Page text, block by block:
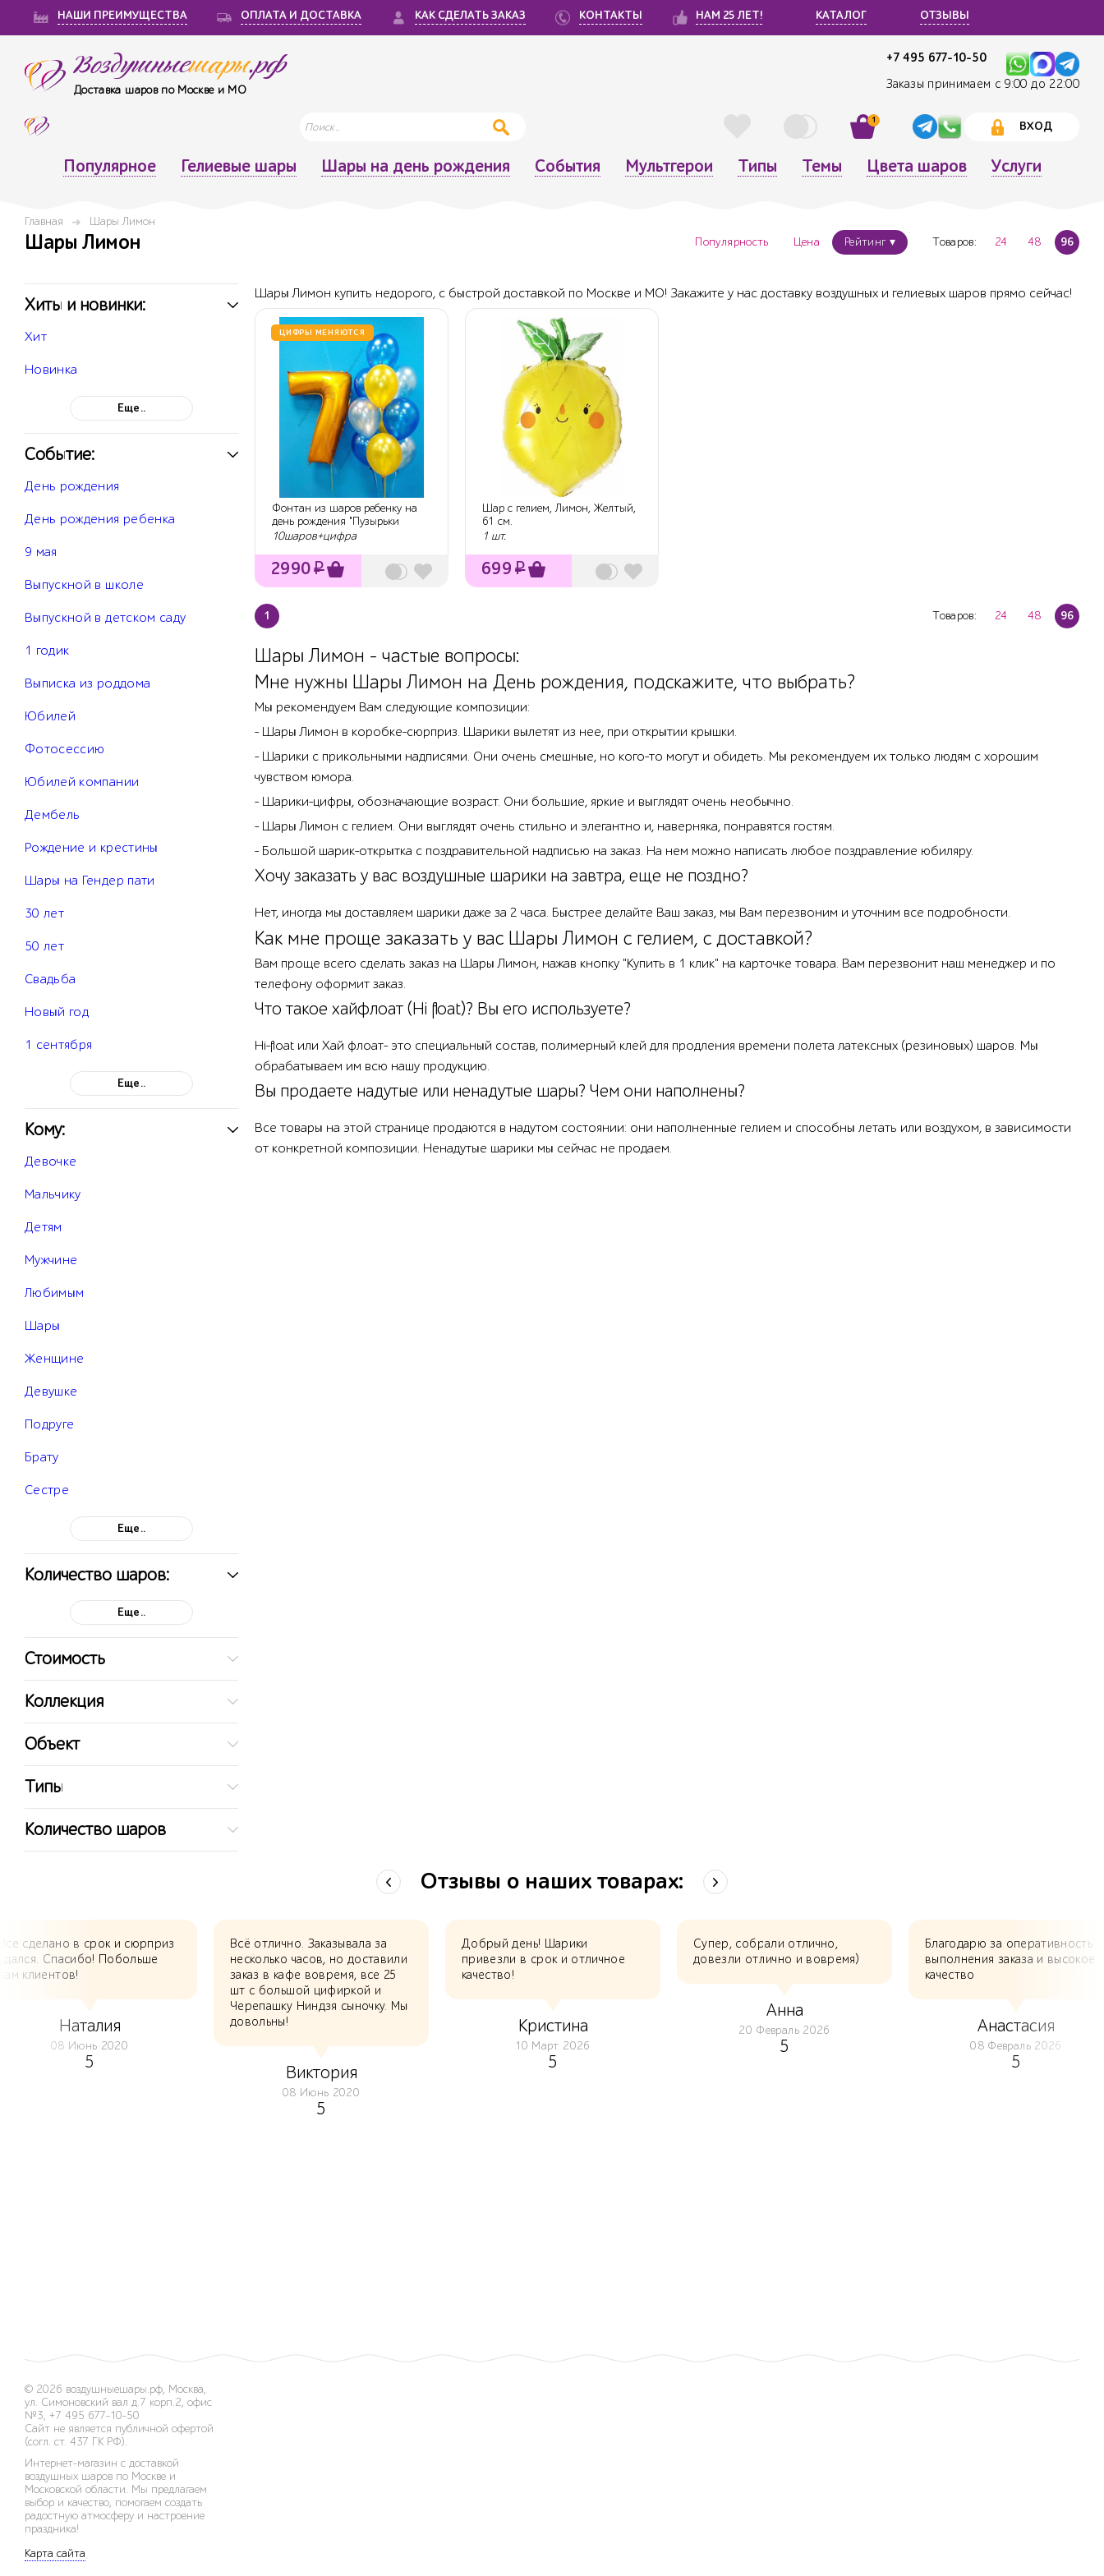
НАШИ ПРЕИМУЩЕСТВА ОПЛАТА И ДОСТАВКА КАК СДЕЛАТЬ ЗАКАЗ КОНТАКТЫ НАМ 25 ЛЕТ! КАТАЛОГ ОТЗЫВЫ
Воздушныешары.рф
Доставка шаров по Москве и МО
+7 495 677-10-50
Заказы принимаем с 9:00 до 22:00
1
ВХОД
Популярное Гелиевые шары Шары на день рождения События Мультгерои Типы Темы Цвета шаров Услуги
Главная Шары Лимон
Шары Лимон Популярность Цена Рейтинг ▾ Товаров: 24 48 96
Хиты и новинки:
Хит
Новинка
Еще..
Событие:
День рождения
День рождения ребенка
9 мая
Выпускной в школе
Выпускной в детском саду
1 годик
Выписка из роддома
Юбилей
Фотосессию
Юбилей компании
Дембель
Рождение и крестины
Шары на Гендер пати
30 лет
50 лет
Свадьба
Новый год
1 сентября
Еще..
Кому:
Девочке
Мальчику
Детям
Мужчине
Любимым
Шары
Женщине
Девушке
Подруге
Брату
Сестре
Еще..
Количество шаров:
Еще..
Стоимость
Коллекция
Объект
Типы
Количество шаров
Шары Лимон купить недорого, с быстрой доставкой по Москве и МО! Закажите у нас доставку воздушных и гелиевых шаров прямо сейчас!
ЦИФРЫ МЕНЯЮТСЯ
Фонтан из шаров ребенку на
день рождения "Пузырьки
лимонада"
10шаров+цифра
2990₽
Шар с гелием, Лимон, Желтый,
61 см.
1 шт.
699 ₽
1 Товаров: 24 48 96
Шары Лимон - частые вопросы:
Мне нужны Шары Лимон на День рождения, подскажите, что выбрать?
Мы рекомендуем Вам следующие композиции:
- Шары Лимон в коробке-сюрприз. Шарики вылетят из нее, при открытии крышки.
- Шарики с прикольными надписями. Они очень смешные, но кого-то могут и обидеть. Мы рекомендуем их только людям с хорошим
чувством юмора.
- Шарики-цифры, обозначающие возраст. Они большие, яркие и выглядят очень необычно.
- Шары Лимон с гелием. Они выглядят очень стильно и элегантно и, наверняка, понравятся гостям.
- Большой шарик-открытка с поздравительной надписью на заказ. На нем можно написать любое поздравление юбиляру.
Хочу заказать у вас воздушные шарики на завтра, еще не поздно?
Нет, иногда мы доставляем шарики даже за 2 часа. Быстрее делайте Ваш заказ, мы Вам перезвоним и уточним все подробности.
Как мне проще заказать у вас Шары Лимон с гелием, с доставкой?
Вам проще всего сделать заказ на Шары Лимон, нажав кнопку "Купить в 1 клик" на карточке товара. Вам перезвонит наш менеджер и по
телефону оформит заказ.
Что такое хайфлоат (Hi float)? Вы его используете?
Hi-float или Хай флоат- это специальный состав, полимерный клей для продления времени полета латексных (резиновых) шаров. Мы
обрабатываем им всю нашу продукцию.
Вы продаете надутые или ненадутые шары? Чем они наполнены?
Все товары на этой странице продаются в надутом состоянии: они наполненные гелием и способны летать или воздухом, в зависимости
от конкретной композиции. Ненадутые шарики мы сейчас не продаем.
Отзывы о наших товарах:
сделано в срок и сюрприз
Спасибо! Побольше
клиентов!
Наталия
08 Июнь 2020
5
Всё отлично. Заказывала за
несколько часов, но доставили
заказ в кафе вовремя, все 25
шт с большой цифиркой и
Черепашку Ниндзя сыночку. Мы
довольны!
Виктория
08 Июнь 2020
5
Добрый день! Шарики
привезли в срок и отличное
качество!
Кристина
10 Март 2026
5
Супер, собрали отлично,
довезли отлично и вовремя)
Анна
20 Февраль 2026
5
Благодарю за оперативность
выполнения заказа и высокое
качество
Анастасия
08 Февраль 2026
5
© 2026 воздушныешары.рф, Москва,
ул. Симоновский вал д.7 корп.2, офис
№3, +7 495 677-10-50
Сайт не является публичной офертой
(согл. ст. 437 ГК РФ).
Интернет-магазин с доставкой
воздушных шаров по Москве и
Московской области. Мы предлагаем
выбор и качество, помогаем создать
радостную атмосферу и настроение
праздника!
Карта сайта